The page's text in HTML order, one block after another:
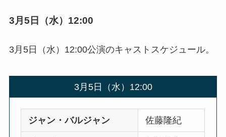
3月5日（水）12:00
3月5日（水）12:00公演のキャストスケジュール。
3月5日（水）12:00
ジャン・バルジャン 佐藤隆紀